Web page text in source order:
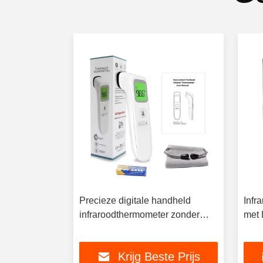
Precieze digitale handheld
infraroodthermometer zonder
Krijg Beste Prijs
met